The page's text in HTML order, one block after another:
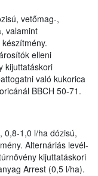
vetőmag-,
valamint
elleni
kijuttatáskori
való kukorica
BBCH 50-71.
0,8-1,0 l/ha dózisú,
Alternáriás levél-
kijuttatáskori
Arrest (0,5 l/ha).